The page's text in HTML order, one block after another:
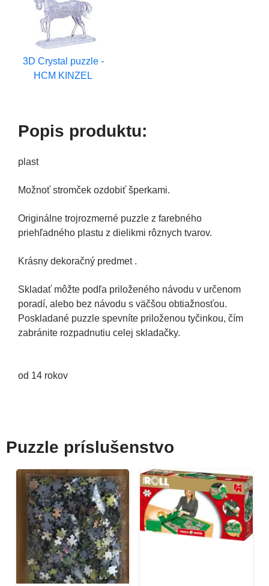
3D Crystal puzzle -
HCM KINZEL
Popis produktu:
plast
Možnoť stromček ozdobiť šperkami.
Originálne trojrozmerné puzzle z farebného
priehľadného plastu z dielikmi rôznych tvarov.
Krásny dekoračný predmet .
Skladať môžte podľa priloženého návodu v určenom
poradí, alebo bez návodu s väčšou obtiažnosťou.
Poskladané puzzle spevníte priloženou tyčinkou, čím
zabránite rozpadnutiu celej skladačky.
od 14 rokov
Puzzle príslušenstvo